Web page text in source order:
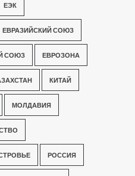
ЕЭК
ЕВРАЗИЙСКИЙ СОЮЗ
СОЮЗ ЕВРОЗОНА
КИТАЙ
МОЛДАВИЯ
РОССИЯ